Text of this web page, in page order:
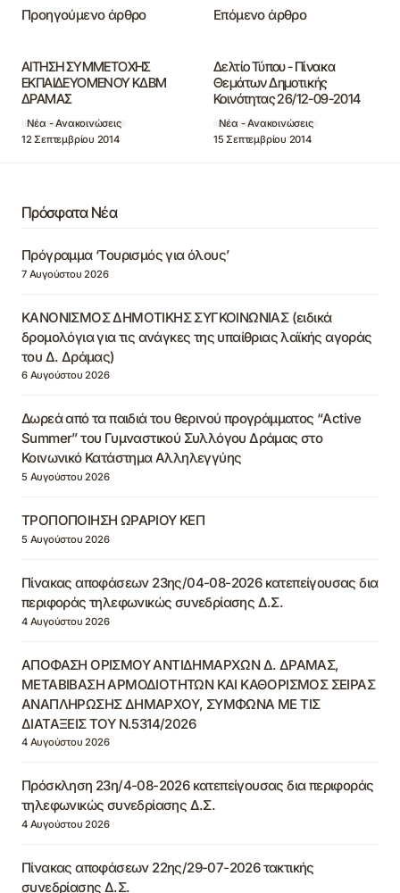
Προηγούμενο άρθρο
ΑΙΤΗΣΗ ΣΥΜΜΕΤΟΧΗΣ
ΕΚΠΑΙΔΕΥΟΜΕΝΟΥ ΚΔΒΜ
ΔΡΑΜΑΣ
Νέα - Ανακοινώσεις
12 Σεπτεμβρίου 2014
Επόμενο άρθρο
Δελτίο Τύπου - Πίνακα
Θεμάτων Δημοτικής
Κοινότητας 26/12-09-2014
Νέα - Ανακοινώσεις
15 Σεπτεμβρίου 2014
Πρόσφατα Νέα
Πρόγραμμα ‘Τουρισμός για όλους’
7 Αυγούστου 2026
ΚΑΝΟΝΙΣΜΟΣ ΔΗΜΟΤΙΚΗΣ ΣΥΓΚΟΙΝΩΝΙΑΣ (ειδικά
δρομολόγια για τις ανάγκες της υπαίθριας λαϊκής αγοράς
του Δ. Δράμας)
6 Αυγούστου 2026
Δωρεά από τα παιδιά του θερινού προγράμματος “Active
Summer” του Γυμναστικού Συλλόγου Δράμας στο
Κοινωνικό Κατάστημα Αλληλεγγύης
5 Αυγούστου 2026
ΤΡΟΠΟΠΟΙΗΣΗ ΩΡΑΡΙΟΥ ΚΕΠ
5 Αυγούστου 2026
Πίνακας αποφάσεων 23ης/04-08-2026 κατεπείγουσας δια
περιφοράς τηλεφωνικώς συνεδρίασης Δ.Σ.
4 Αυγούστου 2026
ΑΠΟΦΑΣΗ ΟΡΙΣΜΟΥ ΑΝΤΙΔΗΜΑΡΧΩΝ Δ. ΔΡΑΜΑΣ,
ΜΕΤΑΒΙΒΑΣΗ ΑΡΜΟΔΙΟΤΗΤΩΝ ΚΑΙ ΚΑΘΟΡΙΣΜΟΣ ΣΕΙΡΑΣ
ΑΝΑΠΛΗΡΩΣΗΣ ΔΗΜΑΡΧΟΥ, ΣΥΜΦΩΝΑ ΜΕ ΤΙΣ
ΔΙΑΤΑΞΕΙΣ ΤΟΥ Ν.5314/2026
4 Αυγούστου 2026
Πρόσκληση 23η/4-08-2026 κατεπείγουσας δια περιφοράς
τηλεφωνικώς συνεδρίασης Δ.Σ.
4 Αυγούστου 2026
Πίνακας αποφάσεων 22ης/29-07-2026 τακτικής
συνεδρίασης Δ.Σ.